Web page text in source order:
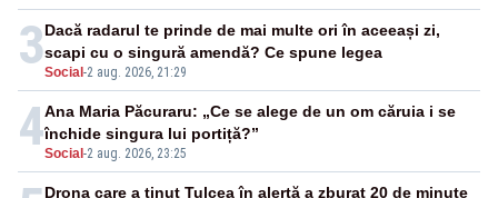
3Social-2 aug. 2026, 21:29
Dacă radarul te prinde de mai multe ori în aceeași zi,
scapi cu o singură amendă? Ce spune legea
4Social-2 aug. 2026, 23:25
Ana Maria Păcuraru: „Ce se alege de un om căruia i se
închide singura lui portiță?”
Drona care a ținut Tulcea în alertă a zburat 20 de minute